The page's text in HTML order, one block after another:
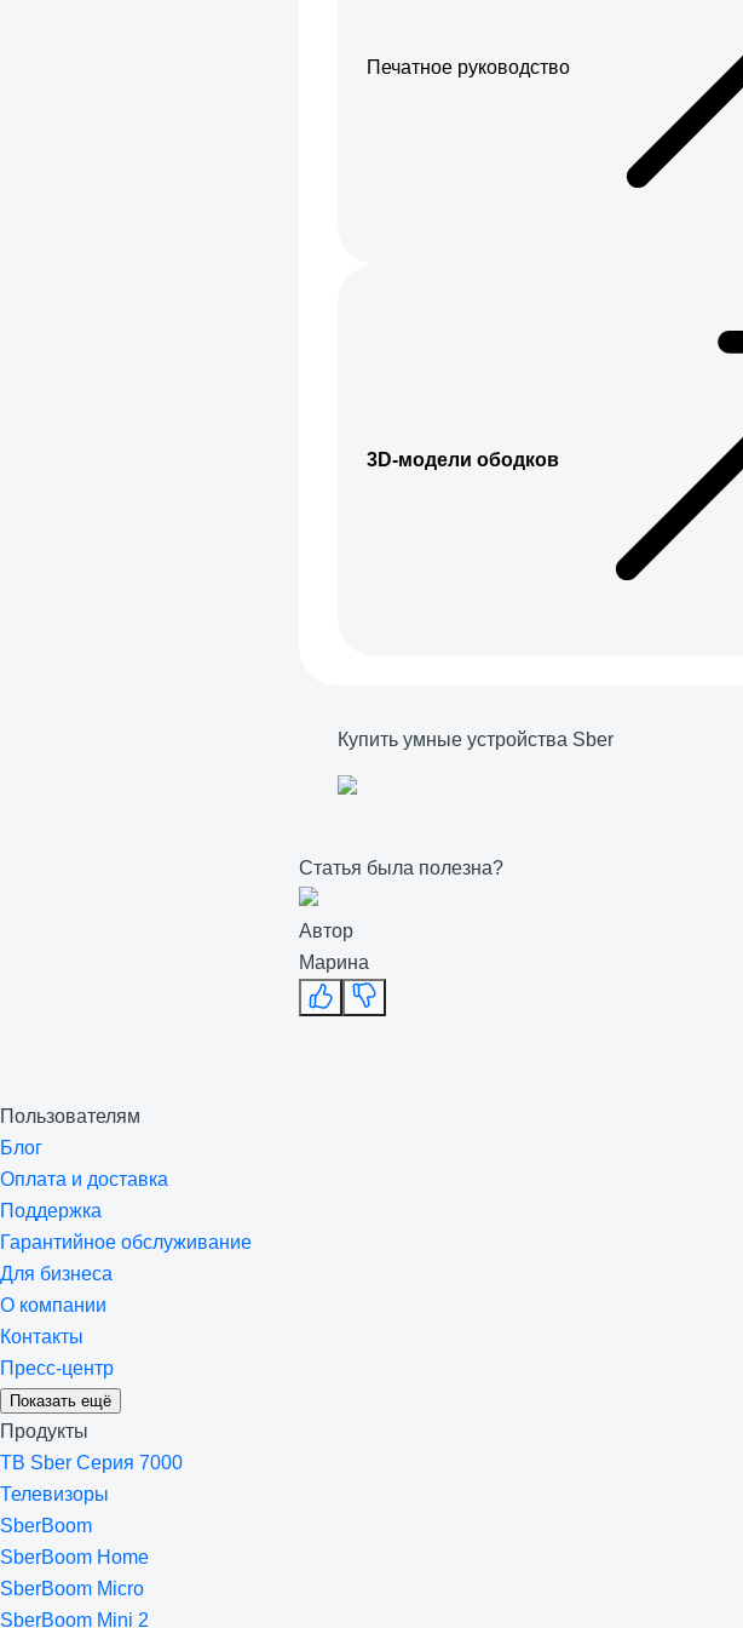
Печатное руководство
3D-модели ободков
Купить умные устройства Sber
Статья была полезна?
Автор
Марина
Пользователям
Блог
Оплата и доставка
Поддержка
Гарантийное обслуживание
Для бизнеса
О компании
Контакты
Пресс-центр
Показать ещё
Продукты
ТВ Sber Серия 7000
Телевизоры
SberBoom
SberBoom Home
SberBoom Micro
SberBoom Mini 2